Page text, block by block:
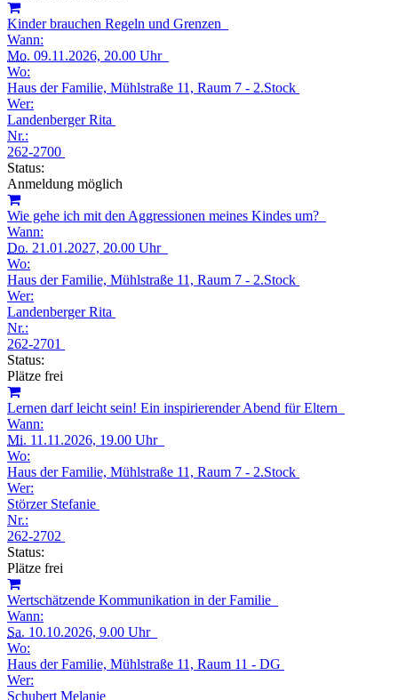
Kinder brauchen Regeln und Grenzen
Wann:
Mo. 09.11.2026, 20.00 Uhr
Wo:
Haus der Familie, Mühlstraße 11, Raum 7 - 2.Stock
Wer:
Landenberger Rita
Nr.:
262-2700
Status:
Anmeldung möglich
Wie gehe ich mit den Aggressionen meines Kindes um?
Wann:
Do. 21.01.2027, 20.00 Uhr
Wo:
Haus der Familie, Mühlstraße 11, Raum 7 - 2.Stock
Wer:
Landenberger Rita
Nr.:
262-2701
Status:
Plätze frei
Lernen darf leicht sein! Ein inspirierender Abend für Eltern
Wann:
Mi. 11.11.2026, 19.00 Uhr
Wo:
Haus der Familie, Mühlstraße 11, Raum 7 - 2.Stock
Wer:
Störzer Stefanie
Nr.:
262-2702
Status:
Plätze frei
Wertschätzende Kommunikation in der Familie
Wann:
Sa. 10.10.2026, 9.00 Uhr
Wo:
Haus der Familie, Mühlstraße 11, Raum 11 - DG
Wer:
Schubert Melanie